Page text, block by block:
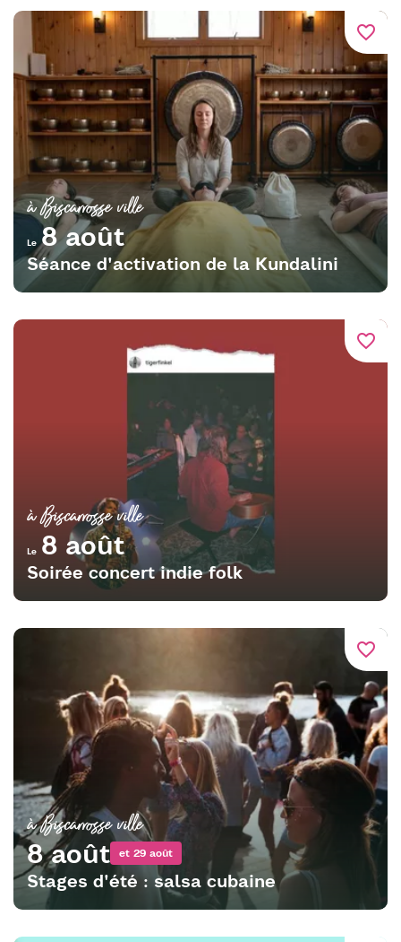
favorite_border
à Biscarrosse ville
Le8 août
Séance d'activation de la Kundalini
favorite_border
à Biscarrosse ville
Le8 août
Soirée concert indie folk
favorite_border
à Biscarrosse ville
8 août et 29 août
Stages d'été : salsa cubaine